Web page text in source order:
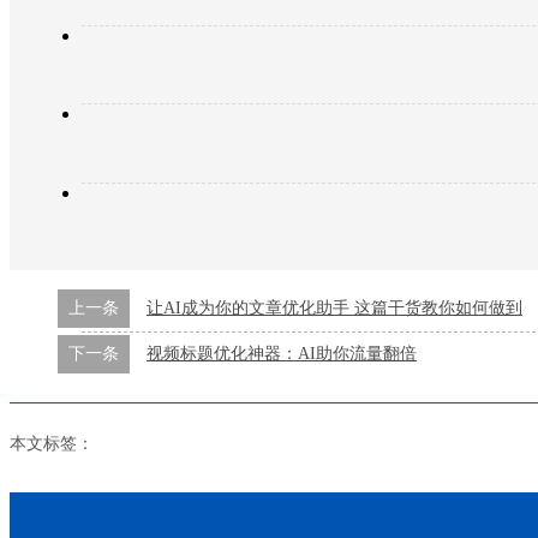
上一条 让AI成为你的文章优化助手 这篇干货教你如何做到
下一条 视频标题优化神器：AI助你流量翻倍
本文标签：